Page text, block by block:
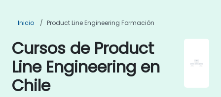
Inicio Product Line Engineering Formación
Cursos de Product
Line Engineering en
Chile